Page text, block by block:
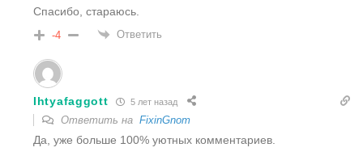
Спасибо, стараюсь.
-4 Ответить
Ihtyafaggott 5 лет назад
Ответить на FixinGnom
Да, уже больше 100% уютных комментариев.